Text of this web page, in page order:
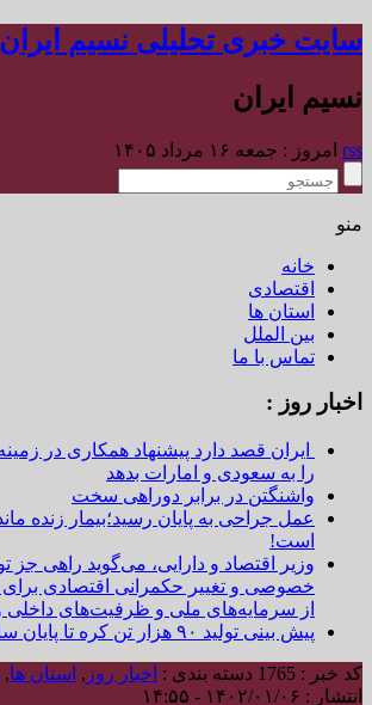
سایت خبری تحلیلی نسیم ایران
نسیم ایران
rss امروز : جمعه ۱۶ مرداد ۱۴۰۵
منو
خانه
اقتصادی
استان ها
بین الملل
تماس با ما
اخبار روز :
ایران قصد دارد پیشنهاد همکاری در
را به سعودی و امارات بدهد
واشنگتن در برابر دوراهی سخت
عمل جراحی به پایان رسید؛بیمار زنده
است!
وزیر اقتصاد و دارایی، می‌گوید راهی جز
خصوصی و تغییر حکمرانی اقتصادی برای
از سرمایه‌های ملی و ظرفیت‌های داخلی
پیش بینی تولید ۹۰ هزار تن کره تا پایان سال
کد خبر : 1765 دسته بندی : اخبار روز , استان ها,
انتشار : ۱۴۰۲/۰۱/۰۶ - ۱۴:۵۵